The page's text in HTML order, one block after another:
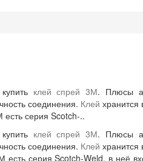
клей спрей 3М. Плюсы
соединения. Клей хранится
есть серия Scotch-..
клей спрей 3М. Плюсы
соединения. Клей хранится
есть серия Scotch-Weld, в неё